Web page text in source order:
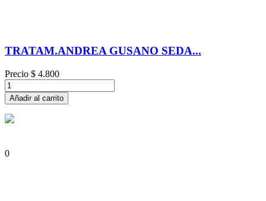
TRATAM.ANDREA GUSANO SEDA...
Precio $ 4.800
Añadir al carrito
0